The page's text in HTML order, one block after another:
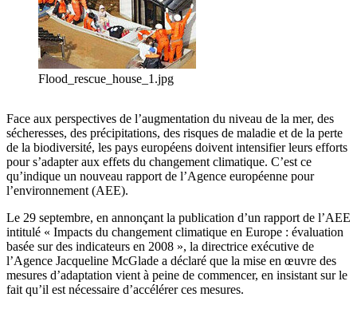
Flood_rescue_house_1.jpg
Face aux perspectives de l’augmentation du niveau de la mer, des
sécheresses, des précipitations, des risques de maladie et de la perte
de la biodiversité, les pays européens doivent intensifier leurs efforts
pour s’adapter aux effets du changement climatique. C’est ce
qu’indique un nouveau rapport de l’Agence européenne pour
l’environnement (AEE).
Le 29 septembre, en annonçant la publication d’un rapport de l’AEE
intitulé « Impacts du changement climatique en Europe : évaluation
basée sur des indicateurs en 2008 », la directrice exécutive de
l’Agence Jacqueline McGlade a déclaré que la mise en œuvre des
mesures d’adaptation vient à peine de commencer, en insistant sur le
fait qu’il est nécessaire d’accélérer ces mesures.